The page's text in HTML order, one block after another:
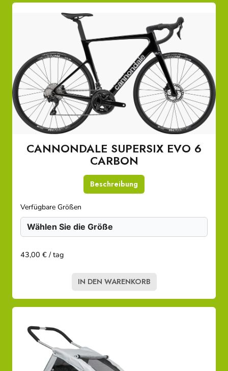
CANNONDALE SUPERSIX EVO 6
CARBON
Beschreibung
Verfügbare Größen
43,00 € / tag
IN DEN WARENKORB